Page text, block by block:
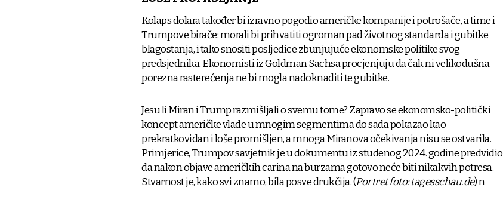
Kolaps dolara također bi izravno pogodio američke kompanije i potrošače, a time i
Trumpove birače: morali bi prihvatiti ogroman pad životnog standarda i gubitke
blagostanja, i tako snositi posljedice zbunjujuće ekonomske politike svog
predsjednika. Ekonomisti iz Goldman Sachsa procjenjuju da čak ni velikodušna
porezna rasterećenja ne bi mogla nadoknaditi te gubitke.
Jesu li Miran i Trump razmišljali o svemu tome? Zapravo se ekonomsko-politički
koncept američke vlade u mnogim segmentima do sada pokazao kao
prekratkovidan i loše promišljen, a mnoga Miranova očekivanja nisu se ostvarila.
Primjerice, Trumpov savjetnik je u dokumentu iz studenog 2024. godine predvidio
da nakon objave američkih carina na burzama gotovo neće biti nikakvih potresa.
Stvarnost je, kako svi znamo, bila posve drukčija. (Portret foto: tagesschau.de) n